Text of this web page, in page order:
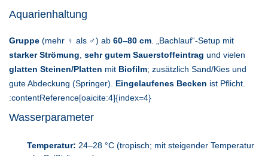
Aquarienhaltung
Gruppe (mehr ♀ als ♂) ab 60–80 cm . „Bachlauf“-Setup mit
starker Strömung sehr gutem Sauerstoffeintrag und vielen
glatten Steinen/Platten mit Biofilm; zusätzlich Sand/Kies und
gute Abdeckung (Springer). Eingelaufenes Becken ist Pflicht.
:contentReference[oaicite:4]{index=4}
Wasserparameter
Temperatur: 24–28 °C (tropisch; mit steigender Temperatur